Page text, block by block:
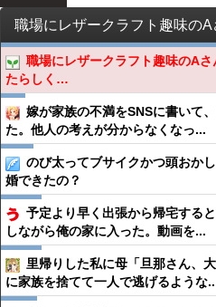
職場にレザークラフト趣味のA
たらしく…
嫁が家族の不満をSNSに書いて
た。他人の考えが分からなくなっ...
のび太ってブサイクかつ頭おか
婚できたの？
予定より早く出張から帰宅する
しながら俺の家に入った。動画を...
里帰りした私に母「旦那さん、
に家族を捨てて一人で逃げるような